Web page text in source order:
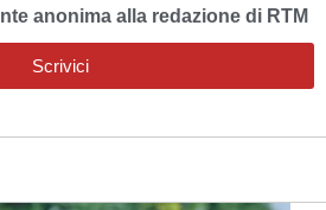
anonima alla redazione di RTM
Scrivici